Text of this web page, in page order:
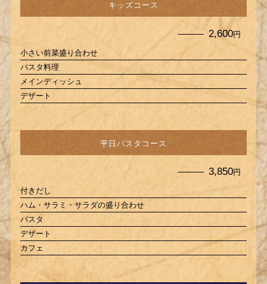
キッズコース
2,600円
小さい前菜盛り合わせ
パスタ料理
メインディッシュ
デザート
平日パスタコース
3,850円
付きだし
ハム・サラミ・サラダの盛り合わせ
パスタ
デザート
カフェ